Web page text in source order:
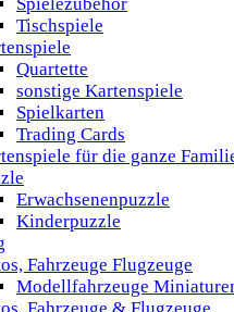
Tischspiele
Quartette
sonstige Kartenspiele
Spielkarten
Trading Cards
für die ganze
Erwachsenenpuzzle
Kinderpuzzle
Fahrzeuge Flugzeuge
Modellfahrzeuge